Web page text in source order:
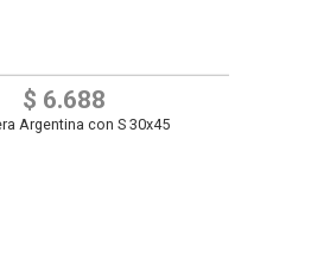
$ 6.688
Argentina con S 30x45